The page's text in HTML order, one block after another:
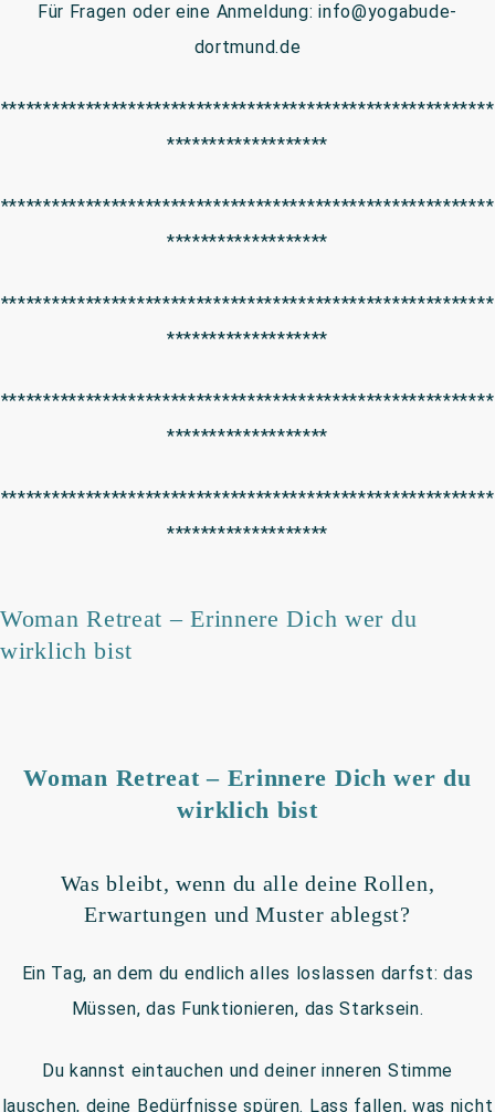
Für Fragen oder eine Anmeldung: info@yogabude-
dortmund.de
**********************************************************
*******************
**********************************************************
*******************
**********************************************************
*******************
**********************************************************
*******************
**********************************************************
*******************
Woman Retreat – Erinnere Dich wer du
wirklich bist
Woman Retreat – Erinnere Dich wer du
wirklich bist
Was bleibt, wenn du alle deine Rollen,
Erwartungen und Muster ablegst?
Ein Tag, an dem du endlich alles loslassen darfst: das
Müssen, das Funktionieren, das Starksein.
Du kannst eintauchen und deiner inneren Stimme
lauschen, deine Bedürfnisse spüren. Lass fallen, was nicht